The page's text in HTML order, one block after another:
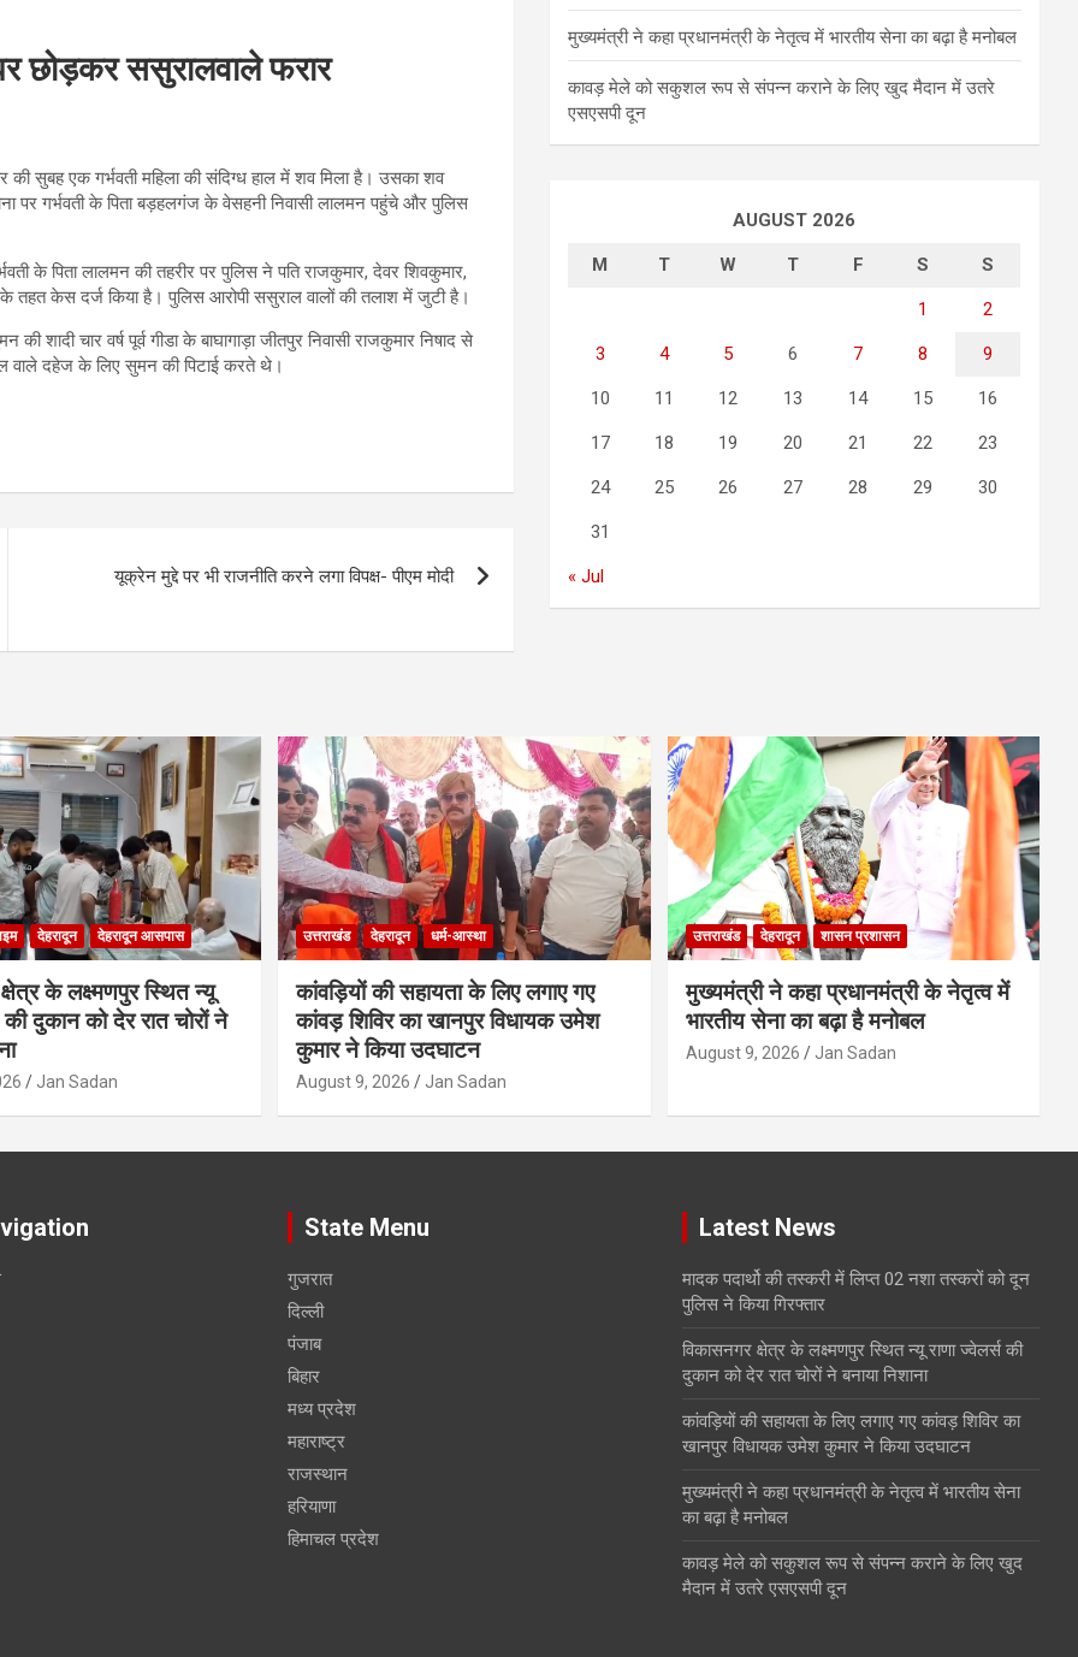
छोड़कर ससुरालवाले फरार
की सुबह एक गर्भवती महिला की संदिग्ध हाल में शव मिला है। उसका शव
पर गर्भवती के पिता बड़हलगंज के वेसहनी निवासी लालमन पहुंचे और पुलिस
के पिता लालमन की तहरीर पर पुलिस ने पति राजकुमार, देवर शिवकुमार,
तहत केस दर्ज किया है। पुलिस आरोपी ससुराल वालों की तलाश में जुटी है।
शादी चार वर्ष पूर्व गीडा के बाघागाड़ा जीतपुर निवासी राजकुमार निषाद से
वाले दहेज के लिए सुमन की पिटाई करते थे।
यूक्रेन मुद्दे पर भी राजनीति करने लगा विपक्ष- पीएम मोदी
मुख्यमंत्री ने कहा प्रधानमंत्री के नेतृत्व में भारतीय सेना का बढ़ा है मनोबल
कावड़ मेले को सकुशल रूप से संपन्न कराने के लिए खुद मैदान में उतरे
एसएसपी दून
AUGUST 2026
M T W T F S S
1 2
3 4 5 6 7 8 9
10 11 12 13 14 15 16
17 18 19 20 21 22 23
24 25 26 27 28 29 30
31
« Jul
देहरादून देहरादून आसपास
के लक्ष्मणपुर स्थित न्यू
की दुकान को देर रात चोरों ने
Jan Sadan
उत्तराखंड देहरादून धर्म-आस्था
कांवड़ियों की सहायता के लिए लगाए गए
कांवड़ शिविर का खानपुर विधायक उमेश
कुमार ने किया उदघाटन
August 9, 2026 Jan Sadan
उत्तराखंड देहरादून शासन प्रशासन
मुख्यमंत्री ने कहा प्रधानमंत्री के नेतृत्व में
भारतीय सेना का बढ़ा है मनोबल
August 9, 2026 Jan Sadan
State Menu
गुजरात
दिल्ली
पंजाब
बिहार
मध्य प्रदेश
महाराष्ट्र
राजस्थान
हरियाणा
हिमाचल प्रदेश
Latest News
मादक पदार्थो की तस्करी में लिप्त 02 नशा तस्करों को दून
पुलिस ने किया गिरफ्तार
विकासनगर क्षेत्र के लक्ष्मणपुर स्थित न्यू राणा ज्वेलर्स की
दुकान को देर रात चोरों ने बनाया निशाना
कांवड़ियों की सहायता के लिए लगाए गए कांवड़ शिविर का
खानपुर विधायक उमेश कुमार ने किया उदघाटन
मुख्यमंत्री ने कहा प्रधानमंत्री के नेतृत्व में भारतीय सेना
का बढ़ा है मनोबल
कावड़ मेले को सकुशल रूप से संपन्न कराने के लिए खुद
मैदान में उतरे एसएसपी दून